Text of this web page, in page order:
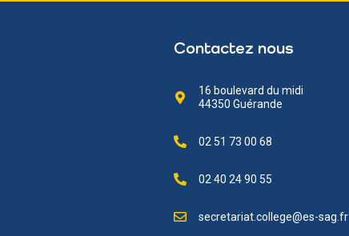
Contactez nous
16 boulevard du midi
44350 Guérande
02 51 73 00 68
02 40 24 90 55
secretariat.college@es-sag.fr